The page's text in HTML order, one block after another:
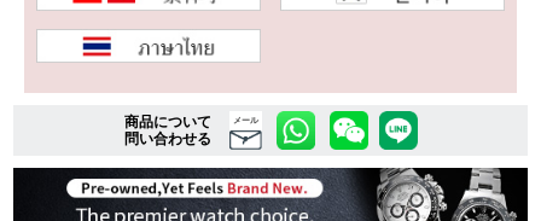
複数条件で商品を絞り込む
詳細検索はこちら
商品について
問い合わせる
メール